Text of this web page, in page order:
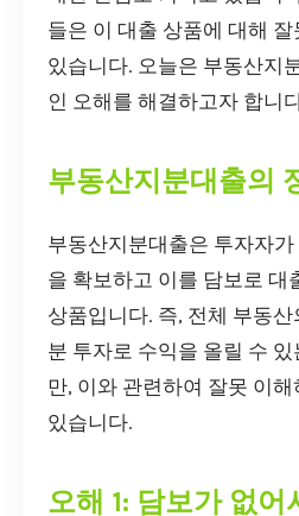
들은 이 대출 상품에 대해
있습니다. 오늘은 부동산지
인 오해를 해결하고자 합니
부동산지분대출의
부동산지분대출은 투자자
을 확보하고 이를 담보로 대
상품입니다. 즉, 전체 부동
분 투자로 수익을 올릴 수
만, 이와 관련하여 잘못 이
있습니다.
오해 1: 담보가 없어